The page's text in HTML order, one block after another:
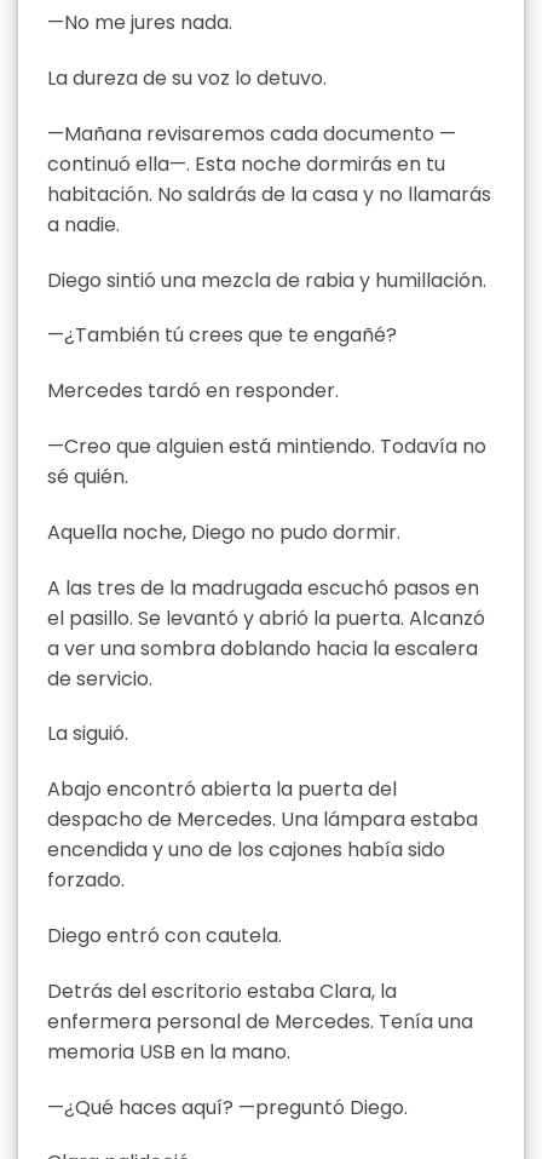
—No me jures nada.
La dureza de su voz lo detuvo.
—Mañana revisaremos cada documento —
continuó ella—. Esta noche dormirás en tu
habitación. No saldrás de la casa y no llamarás
a nadie.
Diego sintió una mezcla de rabia y humillación.
—¿También tú crees que te engañé?
Mercedes tardó en responder.
—Creo que alguien está mintiendo. Todavía no
sé quién.
Aquella noche, Diego no pudo dormir.
A las tres de la madrugada escuchó pasos en
el pasillo. Se levantó y abrió la puerta. Alcanzó
a ver una sombra doblando hacia la escalera
de servicio.
La siguió.
Abajo encontró abierta la puerta del
despacho de Mercedes. Una lámpara estaba
encendida y uno de los cajones había sido
forzado.
Diego entró con cautela.
Detrás del escritorio estaba Clara, la
enfermera personal de Mercedes. Tenía una
memoria USB en la mano.
—¿Qué haces aquí? —preguntó Diego.